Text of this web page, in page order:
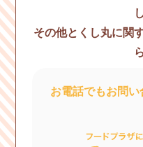
その他とくし丸に関
お電話でもお問い